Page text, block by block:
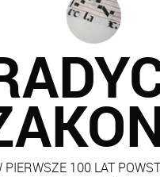
PIERWSZE 100 LAT